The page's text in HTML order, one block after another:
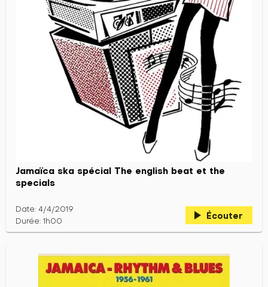
Jamaïca ska spécial The english beat et the
specials
Date: 4/4/2019
Durée: 1h00
play_arrow Écouter